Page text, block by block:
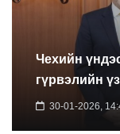
Чехийн
гүрвэлийн
30-01-2026,